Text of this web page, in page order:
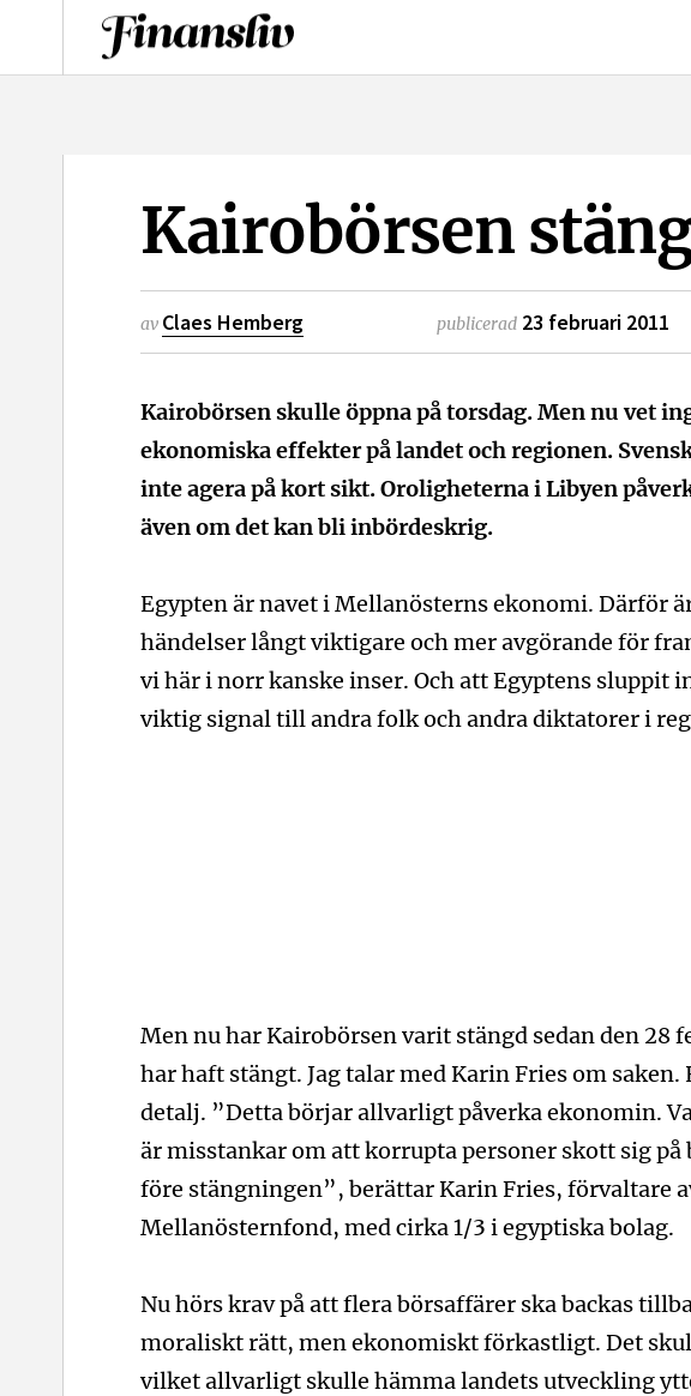
logotyp
Kairobörsen
av Claes Hemberg publicerad 23 februari 2011
Kairobörsen skulle öppna på torsdag. Men nu vet
ekonomiska effekter på landet och regionen.
inte agera på kort sikt. Oroligheterna i Libyen
även om det kan bli inbördeskrig.
Egypten är navet i Mellanösterns ekonomi. Därför
händelser långt viktigare och mer avgörande för
vi här i norr kanske inser. Och att Egyptens sluppit
viktig signal till andra folk och andra diktatorer i
Men nu har Kairobörsen varit stängd sedan den 28
har haft stängt. Jag talar med Karin Fries om
detalj. ”Detta börjar allvarligt påverka ekonomin.
är misstankar om att korrupta personer skott sig på
före stängningen”, berättar Karin Fries, förvaltare
Mellanösternfond, med cirka 1/3 i egyptiska bolag.
Nu hörs krav på att flera börsaffärer ska backas
moraliskt rätt, men ekonomiskt förkastligt. Det
vilket allvarligt skulle hämma landets utveckling